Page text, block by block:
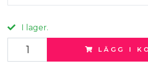
I lager.
LÄGG I